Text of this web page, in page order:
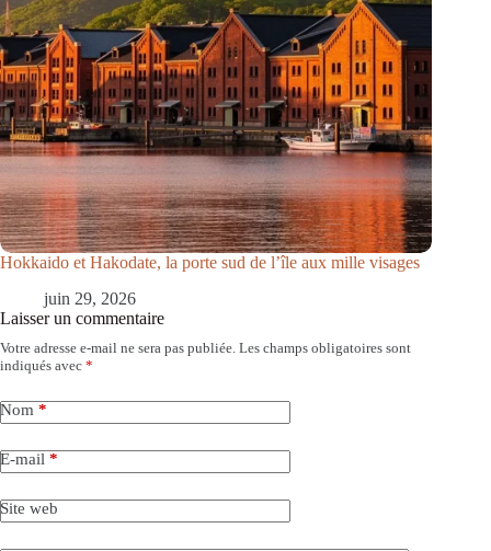
Hokkaido et Hakodate, la porte sud de l’île aux mille visages
juin 29, 2026
Laisser un commentaire
Votre adresse e-mail ne sera pas publiée. Les champs obligatoires sont
indiqués avec *
Nom *
E-mail *
Site web